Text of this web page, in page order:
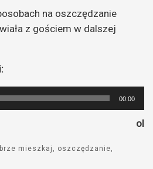
na oszczędzanie
z gościem w dalszej
00:00
ol
mieszkaj
oszczędzanie